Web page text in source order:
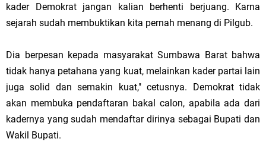
kader Demokrat jangan kalian berhenti berjuang. Karna
sejarah sudah membuktikan kita pernah menang di Pilgub.
Dia berpesan kepada masyarakat Sumbawa Barat bahwa
tidak hanya petahana yang kuat, melainkan kader partai lain
juga solid dan semakin kuat," cetusnya. Demokrat tidak
akan membuka pendaftaran bakal calon, apabila ada dari
kadernya yang sudah mendaftar dirinya sebagai Bupati dan
Wakil Bupati.